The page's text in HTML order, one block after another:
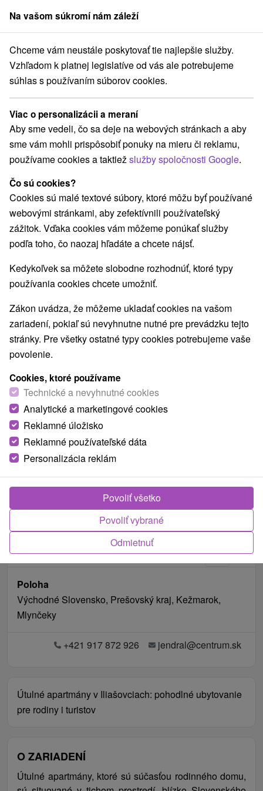
člen skupinySorger
kraj Mlynčeky APARTMÁN PRI SLOVENSKOM RAJI Iliašovce
APARTMÁN PRI SLOVENSKOM
RAJI Iliašovce
Mlynčeky
REZERVÁCIA A VÝBER POBYTU
Kontaktujte priamo ubytovateľa.
Navigovať do miesta
O ZARIADENÍ VYBAVENIE
Poloha
Východné Slovensko, Prešovský kraj, Kežmarok,
Mlynčeky
+421 917 872 926 jendral@centrum.sk
Útulné apartmány v Iliašovciach: pohodlné ubytovanie
pre rodiny i turistov
O ZARIADENÍ
Útulné apartmány, ktoré sú súčasťou rodinného domu,
Na vašom súkromí nám záleží
Chceme vám neustále poskytovať tie najlepšie služby.
Vzhľadom k platnej legislatíve od vás ale potrebujeme
súhlas s používaním súborov cookies.
Viac o personalizácii a meraní
Aby sme vedeli, čo sa deje na webových stránkach a aby
sme vám mohli prispôsobiť ponuky na mieru či reklamu,
používame cookies a taktiežslužby spoločnosti Google.
Čo sú cookies?
Cookies sú malé textové súbory, ktoré môžu byť používané
webovými stránkami, aby zefektívnili používateľský
zážitok. Vďaka cookies vám môžeme ponúkať služby
podľa toho, čo naozaj hľadáte a chcete nájsť.
Kedykoľvek sa môžete slobodne rozhodnúť, ktoré typy
používania cookies chcete umožniť.
Zákon uvádza, že môžeme ukladať cookies na vašom
zariadení, pokiaľ sú nevyhnutne nutné pre prevádzku tejto
stránky. Pre všetky ostatné typy cookies potrebujeme vaše
povolenie.
Cookies, ktoré používame
Technické a nevyhnutné cookies
Analytické a marketingové cookies
Reklamné úložisko
Reklamné používateľské dáta
Personalizácia reklám
Odmietnuť
Povoliť vybrané
Povoliť všetko